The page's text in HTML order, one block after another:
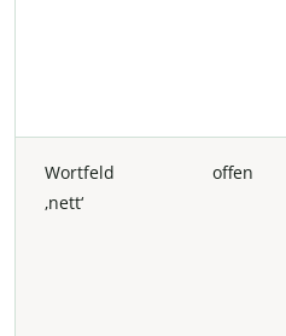
Wortfeld
‚nett‘
offen